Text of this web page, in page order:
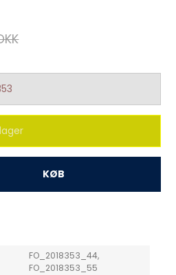
KØB
FO_2018353_44,
FO_2018353_55